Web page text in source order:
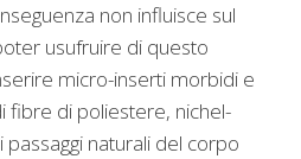
non influisce sul
usufruire di questo
micro-inserti morbidi e
fibre di poliestere, nichel-
naturali del corpo